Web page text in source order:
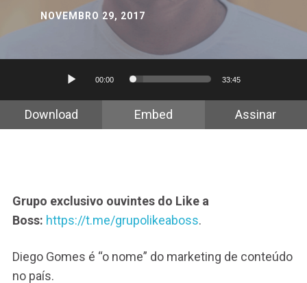
NOVEMBRO 29, 2017
Tocador
áudio
00:00 33:45
Download Embed Assinar
Grupo exclusivo ouvintes do Like a
Boss: https://t.me/grupolikeaboss.
Diego Gomes é “o nome” do marketing de conteúdo
no país.